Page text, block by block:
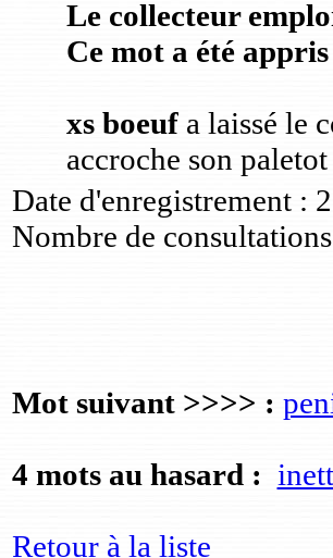
Le collecteur
Ce mot a été
xs boeufa laissé le
accroche son
Date d'enregistrement :
Nombre de
Mot suivant >>>> :
4 mots au hasard :
Retour à la liste